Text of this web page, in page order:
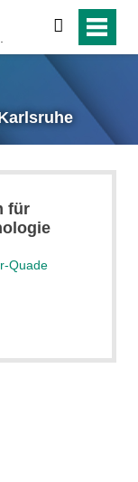
suchen
für
Quade